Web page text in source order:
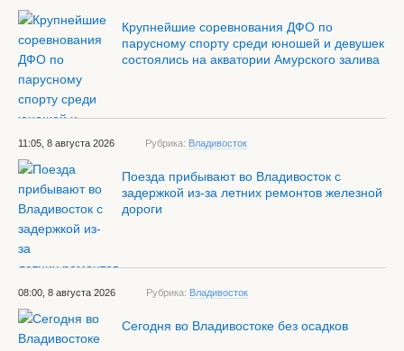
Крупнейшие соревнования ДФО по
парусному спорту среди юношей и девушек
состоялись на акватории Амурского залива
11:05, 8 августа 2026 Рубрика: Владивосток
Поезда прибывают во Владивосток с
задержкой из-за летних ремонтов железной
дороги
08:00, 8 августа 2026 Рубрика: Владивосток
Сегодня во Владивостоке без осадков